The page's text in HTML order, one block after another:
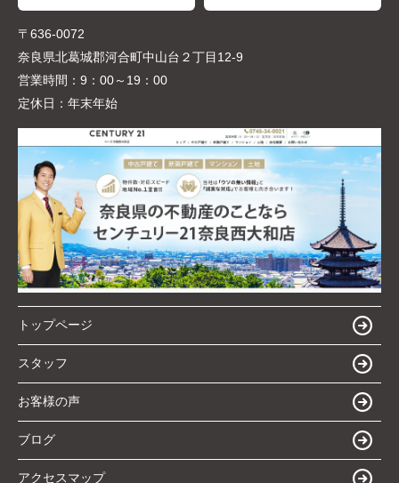
〒636-0072
奈良県北葛城郡河合町中山台２丁目12-9
営業時間： 9：00～19：00
定休日： 年末年始
トップページ
スタッフ
お客様の声
ブログ
アクセスマップ